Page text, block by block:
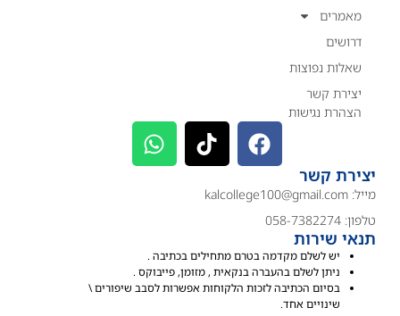
מאמרים
דרושים
שאלות נפוצות
יצירת קשר
הצהרת נגישות
יצירת קשר
מייל: kalcollege100@gmail.com
טלפון: 058-7382274
תנאי שירות
יש לשלם מקדמה בטרם מתחילים בכתיבה .
ניתן לשלם בהעברה בנקאית , מזומן, פייבוקס .
בסיום הכתיבה לזכות הלקוחות אפשרות לסבב שיפורים \
שינויים אחד.